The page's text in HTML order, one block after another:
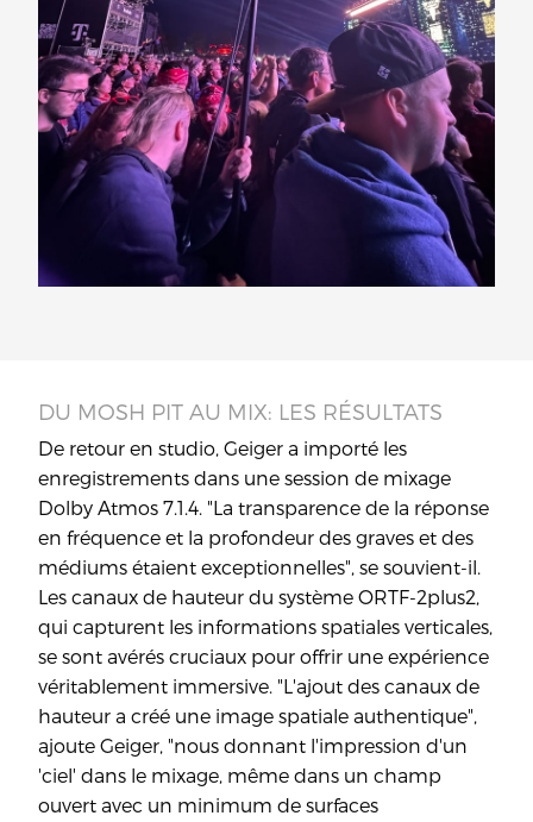
DU MOSH PIT AU MIX: LES RÉSULTATS
De retour en studio, Geiger a importé les
enregistrements dans une session de mixage
Dolby Atmos 7.1.4. "La transparence de la réponse
en fréquence et la profondeur des graves et des
médiums étaient exceptionnelles", se souvient-il.
Les canaux de hauteur du système ORTF-2plus2,
qui capturent les informations spatiales verticales,
se sont avérés cruciaux pour offrir une expérience
véritablement immersive. "L'ajout des canaux de
hauteur a créé une image spatiale authentique",
ajoute Geiger, "nous donnant l'impression d'un
'ciel' dans le mixage, même dans un champ
ouvert avec un minimum de surfaces